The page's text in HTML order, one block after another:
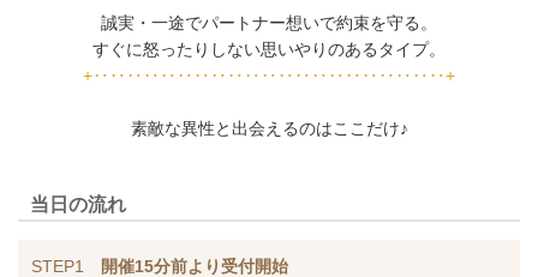
誠実・一途でパートナー想いで約束を守る。
すぐに怒ったりしない思いやりのあるタイプ。
+‥‥‥‥‥‥‥‥‥‥‥‥‥‥‥‥‥‥‥‥‥+
素敵な異性と出会えるのはここだけ♪
当日の流れ
STEP1 開催15分前より受付開始